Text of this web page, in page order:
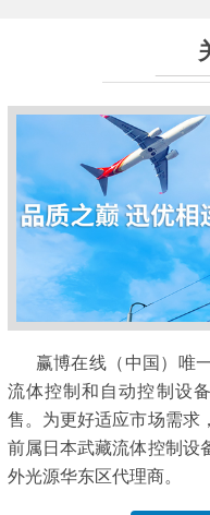
赢博在线（中国）唯
流体控制和自动控制设
售。为更好适应市场需求
前属日本武藏流体控制设
外光源华东区代理商。